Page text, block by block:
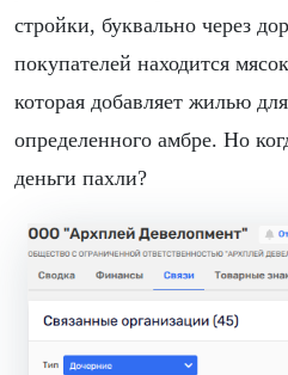
стройки, буквально через
покупателей находится
которая добавляет жилью
определенного амбре. Но
деньги пахли?